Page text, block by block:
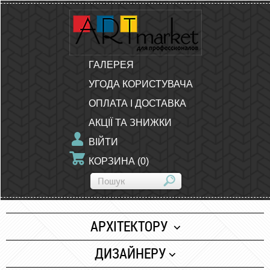
ГАЛЕРЕЯ
УГОДА КОРИСТУВАЧА
ОПЛАТА І ДОСТАВКА
АКЦІЇ ТА ЗНИЖКИ
ВІЙТИ
КОРЗИНА (0)
АРХІТЕКТОРУ
Папір
ДИЗАЙНЕРУ